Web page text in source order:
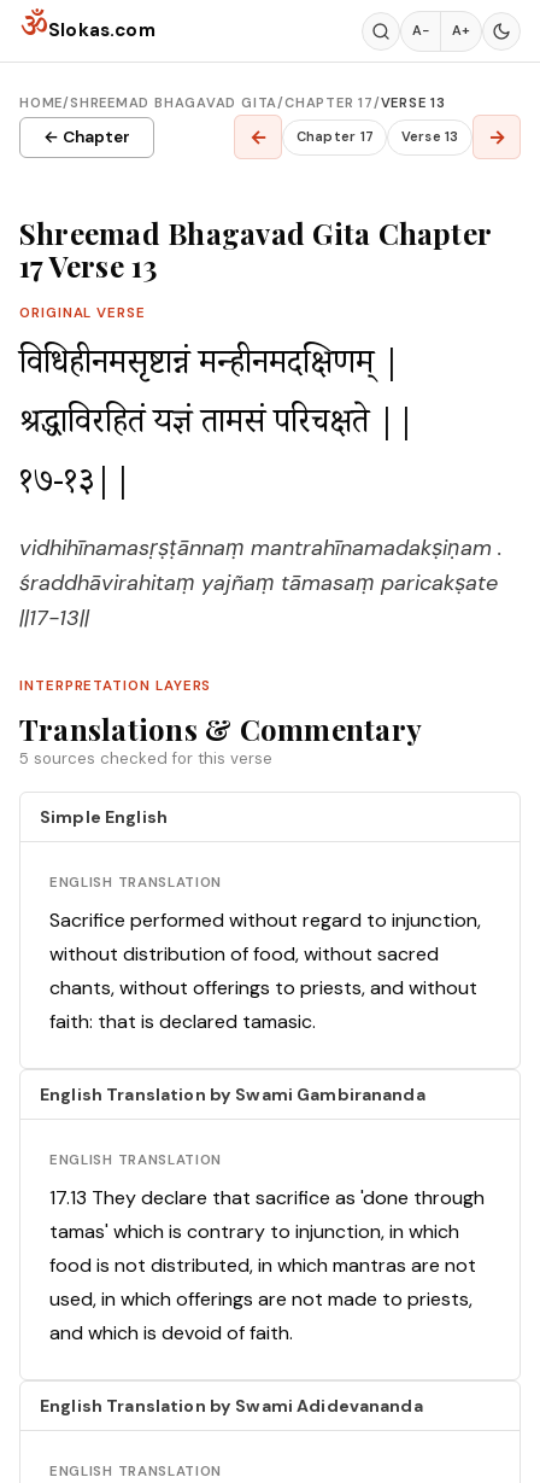
Skip to content
ॐSlokas.com A− A+
HOME/SHREEMAD BHAGAVAD GITA/CHAPTER 17/VERSE 13
← Chapter ← Chapter 17 Verse 13 →
Shreemad Bhagavad Gita Chapter
17 Verse 13
ORIGINAL VERSE
विधिहीनमसृष्टान्नं मन्त्रहीनमदक्षिणम् |
श्रद्धाविरहितं यज्ञं तामसं परिचक्षते ||
१७-१३||
vidhihīnamasṛṣṭānnaṃ mantrahīnamadakṣiṇam .
śraddhāvirahitaṃ yajñaṃ tāmasaṃ paricakṣate
||17-13||
INTERPRETATION LAYERS
Translations & Commentary
5 sources checked for this verse
Simple English
ENGLISH TRANSLATION
Sacrifice performed without regard to injunction,
without distribution of food, without sacred
chants, without offerings to priests, and without
faith: that is declared tamasic.
English Translation by Swami Gambirananda
ENGLISH TRANSLATION
17.13 They declare that sacrifice as 'done through
tamas' which is contrary to injunction, in which
food is not distributed, in which mantras are not
used, in which offerings are not made to priests,
and which is devoid of faith.
English Translation by Swami Adidevananda
ENGLISH TRANSLATION